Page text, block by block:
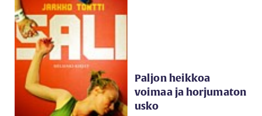
Paljon heikkoa
voimaa ja horjumaton
usko